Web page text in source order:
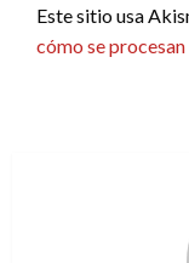
Este sitio usa
cómo se